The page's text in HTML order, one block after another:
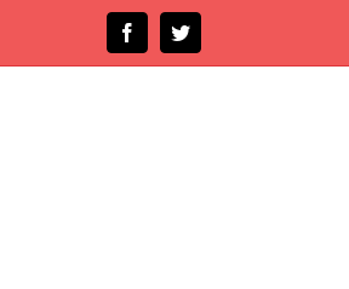
FacebookTwitter